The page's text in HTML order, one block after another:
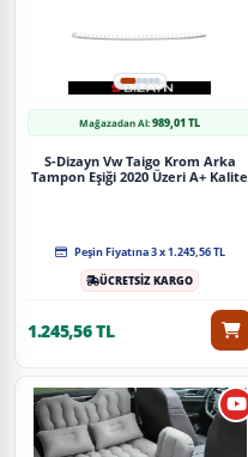
Mağazadan Al:989,01 TL
S-Dizayn Vw Taigo Krom Arka
Tampon Eşiği 2020 Üzeri A+ Kalite
Peşin Fiyatına 3 x 1.245,56 TL
ÜCRETSİZ KARGO
1.245,56 TL